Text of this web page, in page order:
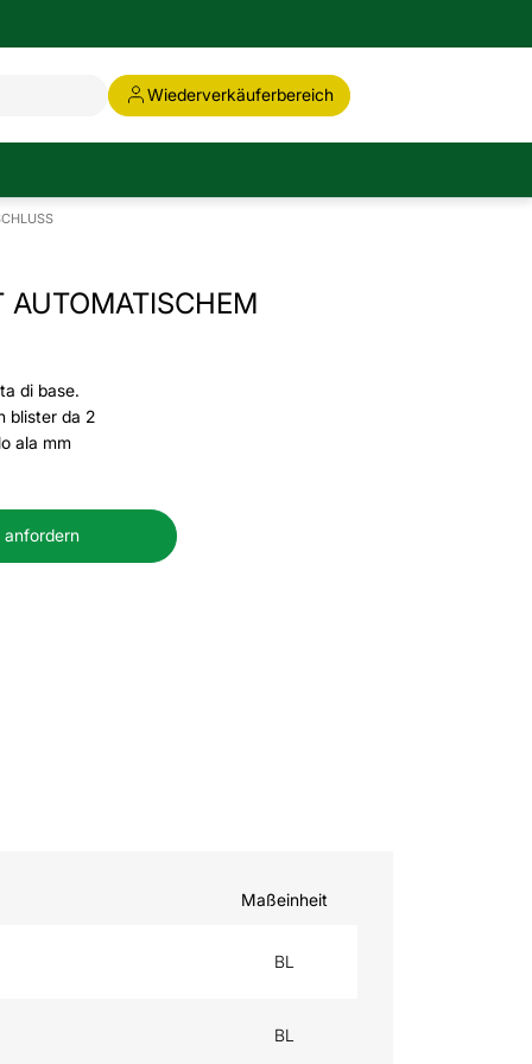
Wiederverkäuferbereich
AUTOMATISCHEM
di base.
blister da 2
ala mm
anfordern
Maßeinheit
BL
BL